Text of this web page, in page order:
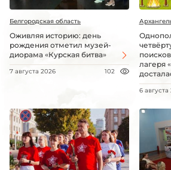
Белгородская область
Оживляя историю: день
рождения отметил музей-
диорама «Курская битва»
7 августа 2026 102
лагеря
6 августа